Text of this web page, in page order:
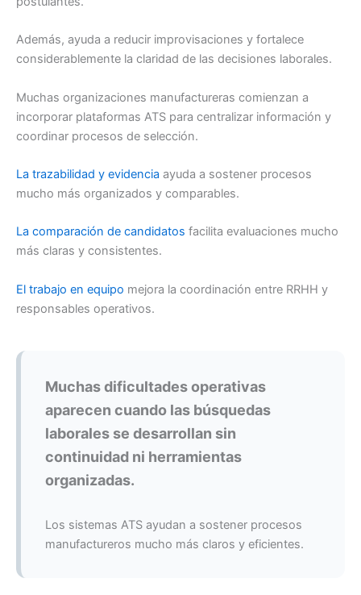
Además, ayuda a reducir improvisaciones y fortalece
considerablemente la claridad de las decisiones laborales.
Muchas organizaciones manufactureras comienzan a
incorporar plataformas ATS para centralizar información y
coordinar procesos de selección.
La trazabilidad y evidencia ayuda a sostener procesos
mucho más organizados y comparables.
La comparación de candidatos facilita evaluaciones mucho
más claras y consistentes.
El trabajo en equipo mejora la coordinación entre RRHH y
responsables operativos.
Muchas dificultades operativas
aparecen cuando las búsquedas
laborales se desarrollan sin
continuidad ni herramientas
organizadas.
Los sistemas ATS ayudan a sostener procesos
manufactureros mucho más claros y eficientes.